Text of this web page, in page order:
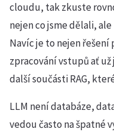
cloudu, tak zkuste
nejen co jsme dělali,
Navíc je to nejen
zpracování vstupů ať
další součásti RAG,
LLM není databáze,
vedou často na špatné